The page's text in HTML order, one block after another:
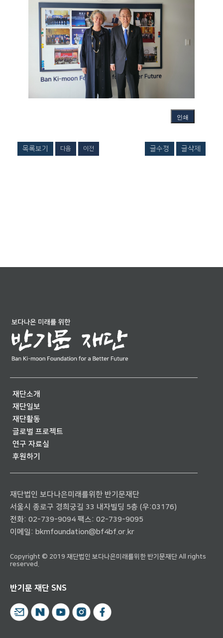
인쇄
목록보기 다음 이전 글수정 글삭제
재단소개
재단일보
재단활동
글로벌 프로젝트
연구 자료실
후원하기
재단법인 보다나은미래를위한 반기문재단
서울시 종로구 경희궁길 33 내자빌딩 5층 (우:03176)
전화: 02-739-9094 팩스: 02-739-9095
이메일: bkmfoundation@bf4bf.or.kr
Copyright © 2019 재단법인 보다나은미래를위한 반기문재단 All rights
reserved.
반기문 재단 SNS